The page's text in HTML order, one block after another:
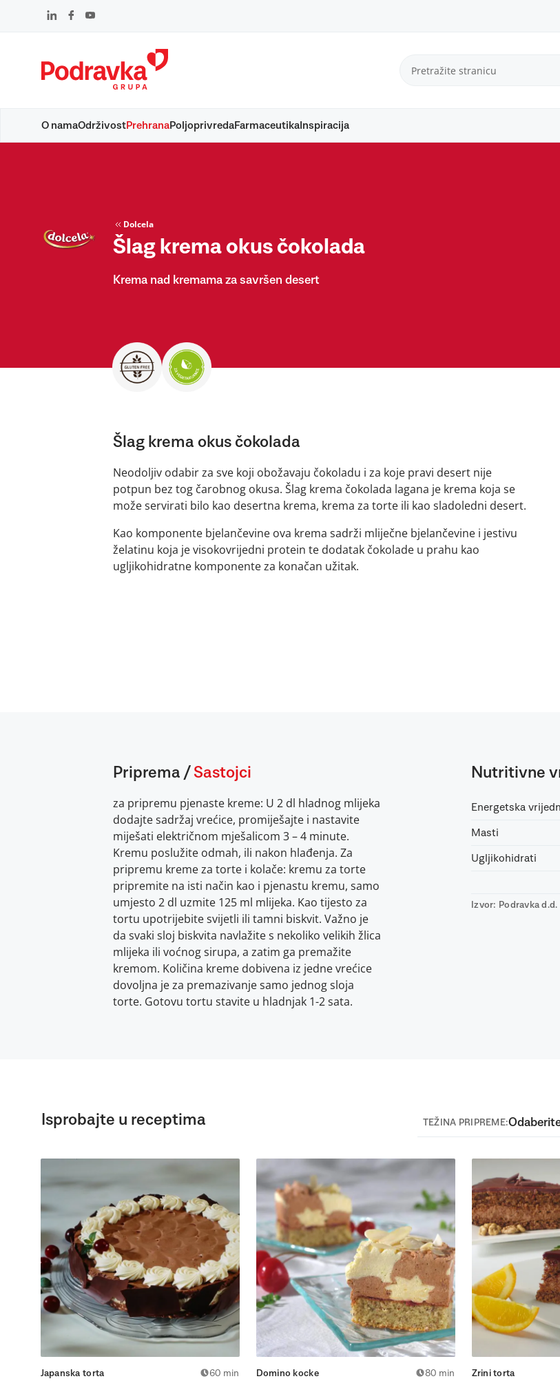
O namaOdrživostPrehranaPoljoprivredaFarmaceutikaInspiracija
Dolcela
Šlag krema okus čokolada
Krema nad kremama za savršen desert
Šlag krema okus čokolada
Neodoljiv odabir za sve koji obožavaju čokoladu i za koje pravi desert nije
potpun bez tog čarobnog okusa. Šlag krema čokolada lagana je krema koja se
može servirati bilo kao desertna krema, krema za torte ili kao sladoledni desert.
Kao komponente bjelančevine ova krema sadrži mliječne bjelančevine i jestivu
želatinu koja je visokovrijedni protein te dodatak čokolade u prahu kao
ugljikohidratne komponente za konačan užitak.
Priprema / Sastojci
za pripremu pjenaste kreme: U 2 dl hladnog mlijeka
dodajte sadržaj vrećice, promiješajte i nastavite
miješati električnom mješalicom 3 – 4 minute.
Kremu poslužite odmah, ili nakon hlađenja. Za
pripremu kreme za torte i kolače: kremu za torte
pripremite na isti način kao i pjenastu kremu, samo
umjesto 2 dl uzmite 125 ml mlijeka. Kao tijesto za
tortu upotrijebite svijetli ili tamni biskvit. Važno je
da svaki sloj biskvita navlažite s nekoliko velikih žlica
mlijeka ili voćnog sirupa, a zatim ga premažite
kremom. Količina kreme dobivena iz jedne vrećice
dovoljna je za premazivanje samo jednog sloja
torte. Gotovu tortu stavite u hladnjak 1-2 sata.
Nutritivne
Energetska
Masti
Ugljikohidrati
Izvor: Podravka d.d.
Isprobajte u receptima TEŽINA PRIPREME:
Japanska torta 60 min Domino kocke 80 min Zrini torta